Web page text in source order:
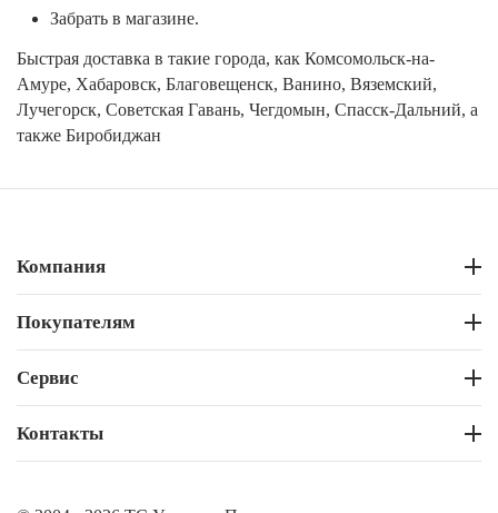
Забрать в магазине.
Быстрая доставка в такие города, как Комсомольск-на-
Амуре, Хабаровск, Благовещенск, Ванино, Вяземский,
Лучегорск, Советская Гавань, Чегдомын, Спасск-Дальний, а
также Биробиджан
Компания
Покупателям
Сервис
Контакты